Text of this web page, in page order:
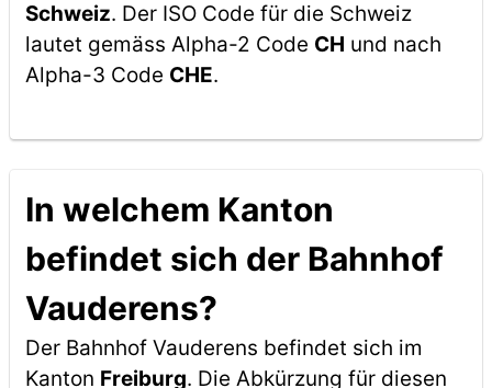
Schweiz. Der ISO Code für die Schweiz
lautet gemäss Alpha-2 Code CH und nach
Alpha-3 Code CHE.
In welchem Kanton
befindet sich der Bahnhof
Vauderens?
Der Bahnhof Vauderens befindet sich im
Kanton Freiburg. Die Abkürzung für diesen